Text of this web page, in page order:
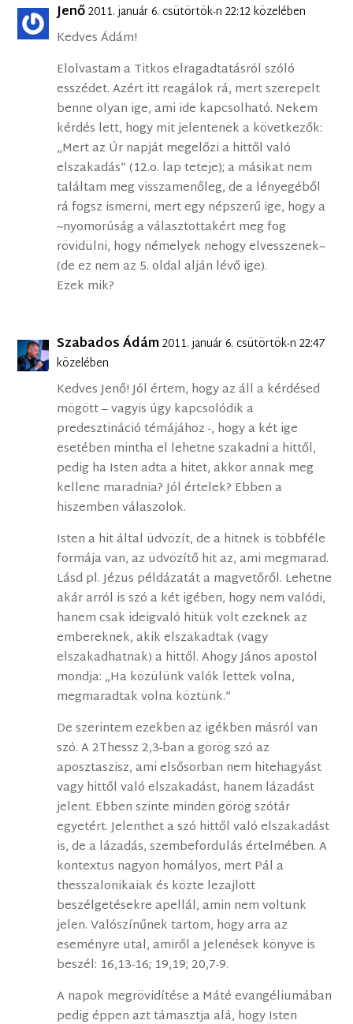
Jenő2011. január 6. csütörtök-n 22:12 közelében
Kedves Ádám!
Elolvastam a Titkos elragadtatásról szóló
esszédet. Azért itt reagálok rá, mert szerepelt
benne olyan ige, ami ide kapcsolható. Nekem
kérdés lett, hogy mit jelentenek a következők:
„Mert az Úr napját megelőzi a hittől való
elszakadás” (12.o. lap teteje); a másikat nem
találtam meg visszamenőleg, de a lényegéből
rá fogsz ismerni, mert egy népszerű ige, hogy a
~nyomorúság a választottakért meg fog
rövidülni, hogy némelyek nehogy elvesszenek~
(de ez nem az 5. oldal alján lévő ige).
Ezek mik?
Szabados Ádám2011. január 6. csütörtök-n 22:47
közelében
Kedves Jenő! Jól értem, hogy az áll a kérdésed
mögött – vagyis úgy kapcsolódik a
predesztináció témájához -, hogy a két ige
esetében mintha el lehetne szakadni a hittől,
pedig ha Isten adta a hitet, akkor annak meg
kellene maradnia? Jól értelek? Ebben a
hiszemben válaszolok.
Isten a hit által üdvözít, de a hitnek is többféle
formája van, az üdvözítő hit az, ami megmarad.
Lásd pl. Jézus példázatát a magvetőről. Lehetne
akár arról is szó a két igében, hogy nem valódi,
hanem csak ideigvaló hitük volt ezeknek az
embereknek, akik elszakadtak (vagy
elszakadhatnak) a hittől. Ahogy János apostol
mondja: „Ha közülünk valók lettek volna,
megmaradtak volna köztünk.”
De szerintem ezekben az igékben másról van
szó. A 2Thessz 2,3-ban a görög szó az
aposztaszisz, ami elsősorban nem hitehagyást
vagy hittől való elszakadást, hanem lázadást
jelent. Ebben szinte minden görög szótár
egyetért. Jelenthet a szó hittől való elszakadást
is, de a lázadás, szembefordulás értelmében. A
kontextus nagyon homályos, mert Pál a
thesszalonikaiak és közte lezajlott
beszélgetésekre apellál, amin nem voltunk
jelen. Valószínűnek tartom, hogy arra az
eseményre utal, amiről a Jelenések könyve is
beszél: 16,13-16; 19,19; 20,7-9.
A napok megrövidítése a Máté evangéliumában
pedig éppen azt támasztja alá, hogy Isten